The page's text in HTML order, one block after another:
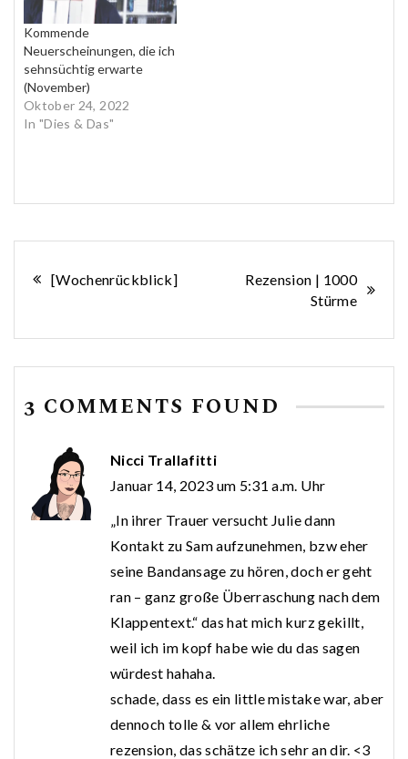
Kommende
Neuerscheinungen, die ich
sehnsüchtig erwarte
(November)
Oktober 24, 2022
In "Dies & Das"
Beitragsnavigation
[Wochenrückblick]
Rezension | 1000
Stürme
3 COMMENTS FOUND
Nicci Trallafitti
Januar 14, 2023 um 5:31 a.m. Uhr
„In ihrer Trauer versucht Julie dann
Kontakt zu Sam aufzunehmen, bzw eher
seine Bandansage zu hören, doch er geht
ran – ganz große Überraschung nach dem
Klappentext.“ das hat mich kurz gekillt,
weil ich im kopf habe wie du das sagen
würdest hahaha.
schade, dass es ein little mistake war, aber
dennoch tolle & vor allem ehrliche
rezension, das schätze ich sehr an dir. <3